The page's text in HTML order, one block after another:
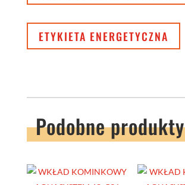
ETYKIETA ENERGETYCZNA
Podobne produkty